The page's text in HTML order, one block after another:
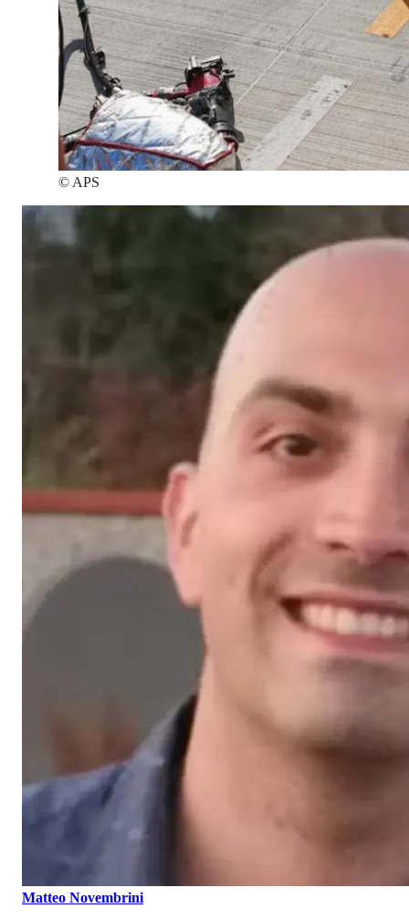
© APS
Matteo Novembrini